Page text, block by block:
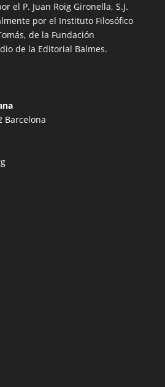
el P. Juan Roig Gironella, S.J.
por el Instituto Filosófico
de la Fundación
de la Editorial Balmes.
Barcelona